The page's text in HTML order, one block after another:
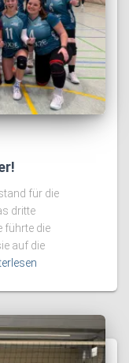
für die
dritte
führte die
auf die